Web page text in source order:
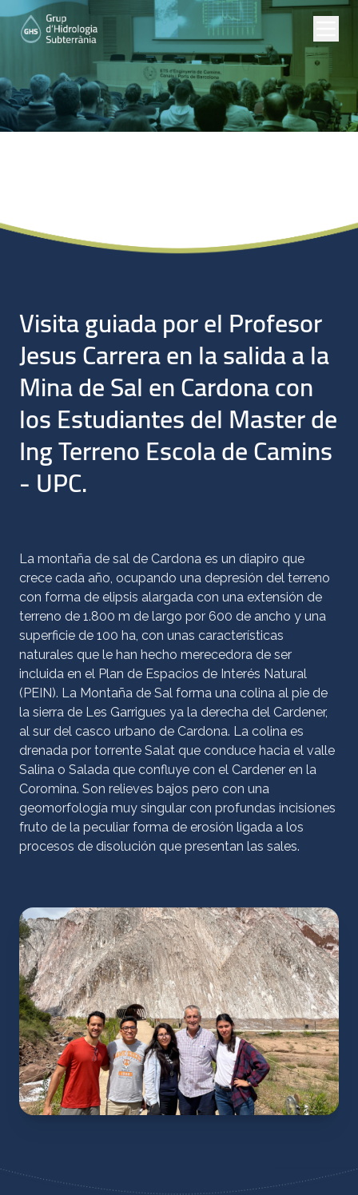
Visita guiada por el Profesor
Jesus Carrera en la salida a la
Mina de Sal en Cardona con
los Estudiantes del Master de
Ing Terreno Escola de Camins
- UPC.
La montaña de sal de Cardona es un diapiro que
crece cada año, ocupando una depresión del terreno
con forma de elipsis alargada con una extensión de
terreno de 1.800 m de largo por 600 de ancho y una
superficie de 100 ha, con unas características
naturales que le han hecho merecedora de ser
incluida en el Plan de Espacios de Interés Natural
(PEIN). La Montaña de Sal forma una colina al pie de
la sierra de Les Garrigues ya la derecha del Cardener,
al sur del casco urbano de Cardona. La colina es
drenada por torrente Salat que conduce hacia el valle
Salina o Salada que confluye con el Cardener en la
Coromina. Son relieves bajos pero con una
geomorfología muy singular con profundas incisiones
fruto de la peculiar forma de erosión ligada a los
procesos de disolución que presentan las sales.